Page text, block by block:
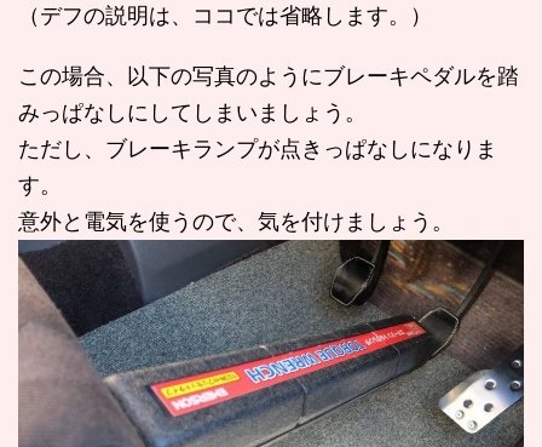
（デフの説明は、ココでは省略します。）
この場合、以下の写真のようにブレーキペダルを踏
みっぱなしにしてしまいましょう。
ただし、ブレーキランプが点きっぱなしになりま
す。
意外と電気を使うので、気を付けましょう。